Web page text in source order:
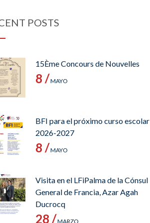
POSTS
15Ème Concours de Nouvelles
8 /MAYO
BFI para el próximo curso escolar
2026-2027
8 /MAYO
Visita en el LFiPalma de la Cónsul
General de Francia, Azar Agah
Ducrocq
28 /MARZO